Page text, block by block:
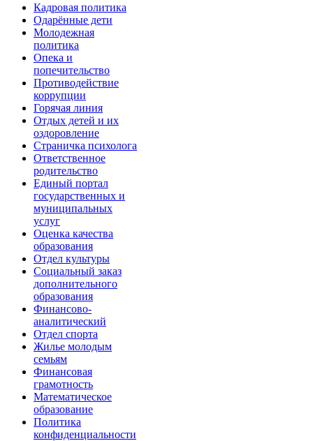
Кадровая политика
Одарённые дети
Молодежная
политика
Опека и
попечительство
Противодействие
коррупции
Горячая линия
Отдых детей и их
оздоровление
Страничка психолога
Ответственное
родительство
Единый портал
государственных и
муниципальных
услуг
Оценка качества
образования
Отдел культуры
Социальный заказ
дополнительного
образования
Финансово-
аналитический
Отдел спорта
Жилье молодым
семьям
Финансовая
грамотность
Математическое
образование
Политика
конфиденциальности